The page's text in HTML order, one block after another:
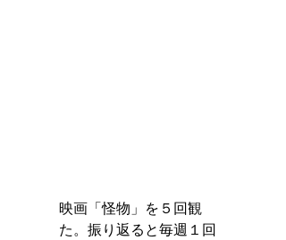
映画「怪物」を５回観
た。振り返ると毎週１回